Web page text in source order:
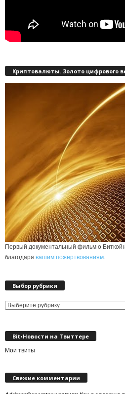
Криптовалюты. Золото цифрового
Первый документальный фильм о
благодаря вашим пожертвованиям
Выбор рубрики
Выбор
Bit•Новости на Твиттере
Мои твиты
Свежие комментарии